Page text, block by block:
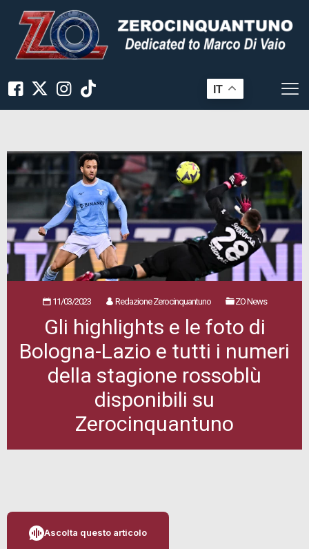
IT
11/03/2023 Redazione Zerocinquantuno ZO News
Gli highlights e le foto di
Bologna-Lazio e tutti i numeri
della stagione rossoblù
disponibili su
Zerocinquantuno
Ascolta questo articolo